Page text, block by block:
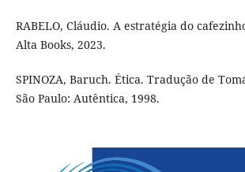
RABELO, Cláudio. A estratégia do
Alta Books, 2023.
SPINOZA, Baruch. Ética. Tradução de
São Paulo: Autêntica, 1998.